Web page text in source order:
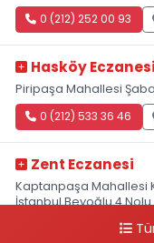
0 (212) 252 00 93
Hasköy Eczanesi
Piripaşa Mahallesi
0 (212) 533 36 46
Zent Eczanesi
Kaptanpaşa Mahallesi
İstanbul Beyoğlu 4 Nolu
0 (212) 297 96 92